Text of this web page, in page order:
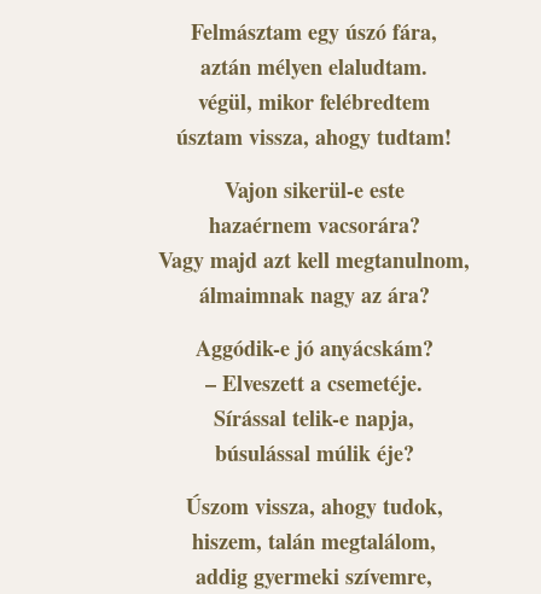
Felmásztam egy úszó fára,
aztán mélyen elaludtam.
végül, mikor felébredtem
úsztam vissza, ahogy tudtam!
Vajon sikerül-e este
hazaérnem vacsorára?
Vagy majd azt kell megtanulnom,
álmaimnak nagy az ára?
Aggódik-e jó anyácskám?
– Elveszett a csemetéje.
Sírással telik-e napja,
búsulással múlik éje?
Úszom vissza, ahogy tudok,
hiszem, talán megtalálom,
addig gyermeki szívemre,